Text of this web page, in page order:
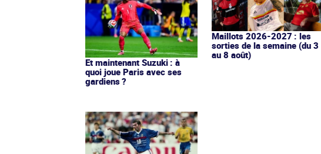
Et maintenant Suzuki : à
quoi joue Paris avec ses
gardiens ?
Maillots 2026-2027 : les
sorties de la semaine (du 3
au 8 août)